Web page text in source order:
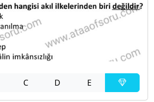
C D E